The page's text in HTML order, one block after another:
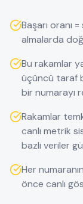
Başarı oranı
almalarda
Bu rakamlar
üçüncü taraf
bir numarayı
Rakamlar
canlı metrik
bazlı veriler
Her
önce canlı